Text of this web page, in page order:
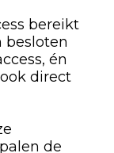
bereikt
besloten
én
direct
de